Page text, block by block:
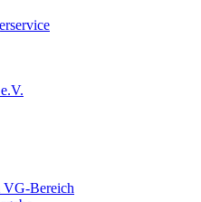
VG-Bereich